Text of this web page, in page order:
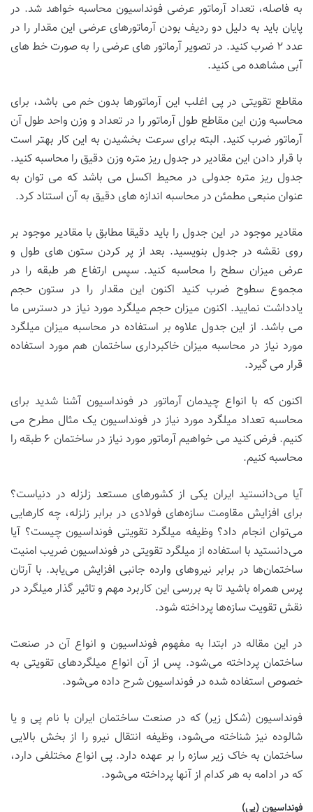
به فاصله، تعداد آرماتور عرضی فونداسیون محاسبه خواهد شد. در
پایان باید به دلیل دو ردیف بودن آرماتورهای عرضی این مقدار را در
عدد ۲ ضرب کنید. در تصویر آرماتور های عرضی را به صورت خط های
آبی مشاهده می کنید.
مقاطع تقویتی در پی اغلب این آرماتورها بدون خم می باشد، برای
محاسبه وزن این مقاطع طول آرماتور را در تعداد و وزن واحد طول آن
آرماتور ضرب کنید. البته برای سرعت بخشیدن به این کار بهتر است
با قرار دادن این مقادیر در جدول ریز متره وزن دقیق را محاسبه کنید.
جدول ریز متره جدولی در محیط اکسل می باشد که می توان به
عنوان منبعی مطمئن در محاسبه اندازه های دقیق به آن استناد کرد.
مقادیر موجود در این جدول را باید دقیقا مطابق با مقادیر موجود بر
روی نقشه در جدول بنویسید. بعد از پر کردن ستون های طول و
عرض میزان سطح را محاسبه کنید. سپس ارتفاع هر طبقه را در
مجموع سطوح ضرب کنید اکنون این مقدار را در ستون حجم
یادداشت نمایید. اکنون میزان حجم میلگرد مورد نیاز در دسترس ما
می باشد. از این جدول علاوه بر استفاده در محاسبه میزان میلگرد
مورد نیاز در محاسبه میزان خاکبرداری ساختمان هم مورد استفاده
قرار می گیرد.
اکنون که با انواع چیدمان آرماتور در فونداسیون آشنا شدید برای
محاسبه تعداد میلگرد مورد نیاز در فونداسیون یک مثال مطرح می
کنیم. فرض کنید می خواهیم آرماتور مورد نیاز در ساختمان ۶ طبقه را
محاسبه کنیم.
آیا می‌دانستید ایران یکی از کشورهای مستعد زلزله در دنیاست؟
برای افزایش مقاومت سازه‌های فولادی در برابر زلزله، چه کارهایی
می‌توان انجام داد؟ وظیفه میلگرد تقویتی فونداسیون چیست؟ آیا
می‌دانستید با استفاده از میلگرد تقویتی در فونداسیون ضریب امنیت
ساختمان‌ها در برابر نیروهای وارده جانبی افزایش می‌یابد. با آرتان
پرس همراه باشید تا به بررسی این کاربرد مهم و تاثیر گذار میلگرد در
نقش تقویت سازه‌ها پرداخته شود.
در این مقاله در ابتدا به مفهوم فونداسیون و انواع آن در صنعت
ساختمان پرداخته می‌شود. پس از آن انواع میلگردهای تقویتی به
خصوص استفاده شده در فونداسیون شرح داده می‌شود.
فونداسیون (شکل زیر) که در صنعت ساختمان ایران با نام پی و یا
شالوده نیز شناخته می‌شود، وظیفه انتقال نیرو را از بخش بالایی
ساختمان به خاک زیر سازه را بر عهده دارد. پی انواع مختلفی دارد،
که در ادامه به هر کدام از آنها پرداخته می‌شود.
فونداسیون (پی)